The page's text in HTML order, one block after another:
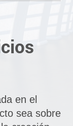
en el
sea sobre